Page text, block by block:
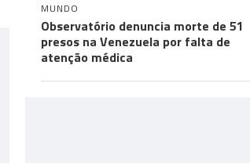
MUNDO
Observatório denuncia morte de 51
presos na Venezuela por falta de
atenção médica